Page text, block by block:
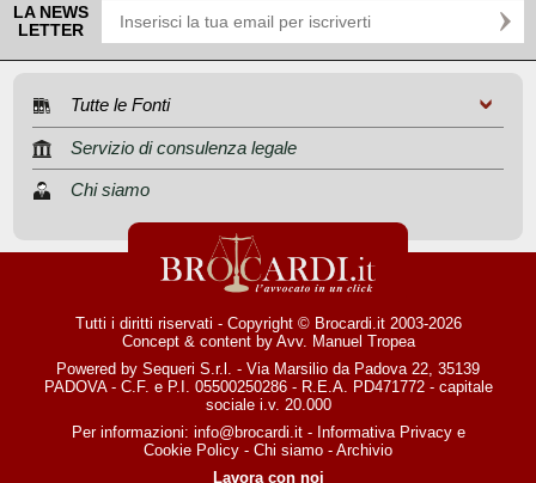
LA NEWS
LETTER
Tutte le Fonti
Servizio di consulenza legale
Chi siamo
Tutti i diritti riservati - Copyright © Brocardi.it 2003-2026
Concept & content by Avv. Manuel Tropea
Powered by Sequeri S.r.l. - Via Marsilio da Padova 22, 35139
PADOVA - C.F. e P.I. 05500250286 - R.E.A. PD471772 - capitale
sociale i.v. 20.000
Per informazioni: info@brocardi.it- Informativa Privacye
Cookie Policy - Chi siamo - Archivio
Lavora con noi